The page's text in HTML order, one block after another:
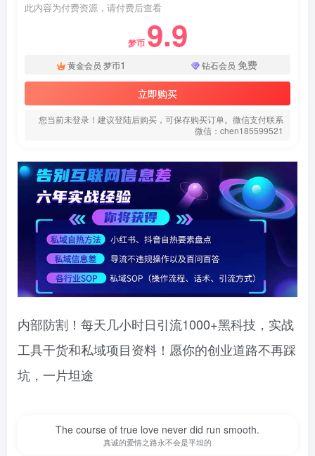
此内容为付费资源，请付费后查看
梦币 9.9
黄金会员 梦币1 钻石会员 免费
立即购买
您当前未登录！建议登陆后购买，可保存购买订单。微信支付联系
微信：chen185599521
内部防割！每天几小时日引流1000+黑科技，实战
工具干货和私域项目资料！愿你的创业道路不再踩
坑，一片坦途
The course of true love never did run smooth.
真诚的爱情之路永不会是平坦的